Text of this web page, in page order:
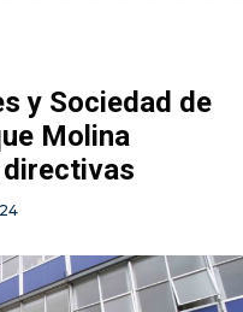
y Sociedad de
Molina
directivas